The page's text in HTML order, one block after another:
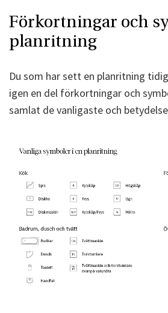
Förkortningar och
planritning
Du som har sett en planritning
igen en del förkortningar och
samlat de vanligaste och